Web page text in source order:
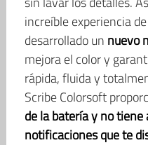
increíble experiencia
desarrollado un nuevo
mejora el color y
rápida, fluida y
Scribe Colorsoft
de la batería y no tiene
notificaciones que te